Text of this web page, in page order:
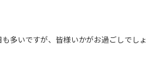
多いですが、皆様いかがお過ごしでしょ